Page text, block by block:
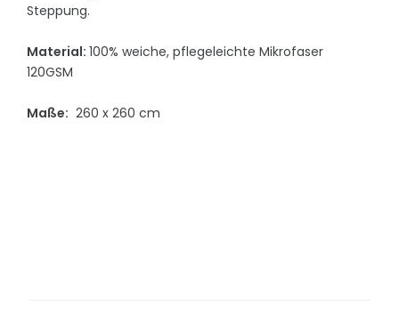
Steppung.
Material: 100% weiche, pflegeleichte Mikrofaser
120GSM
Maße: 260 x 260 cm